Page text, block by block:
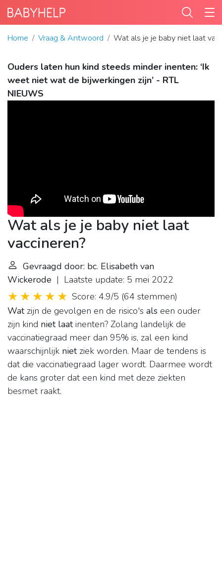
Home Vraag & Antwoord Wat als je je baby niet laat
Ouders laten hun kind steeds minder inenten: ‘Ik
weet niet wat de bijwerkingen zijn’ - RTL
NIEUWS
Wat als je je baby niet laat
vaccineren?
Gevraagd door: bc. Elisabeth van
Wickerode | Laatste update: 5 mei 2022
Score: 4.9/5 (64 stemmen)
Watzijn de gevolgen en de risico's als een ouder
zijn kind niet laatinenten? Zolang landelijk de
vaccinatiegraad meer dan 95% is, zal een kind
waarschijnlijk nietziek worden. Maar de tendens is
dat die vaccinatiegraad lager wordt. Daarmee wordt
de kans groter dat een kind met deze ziekten
besmet raakt.